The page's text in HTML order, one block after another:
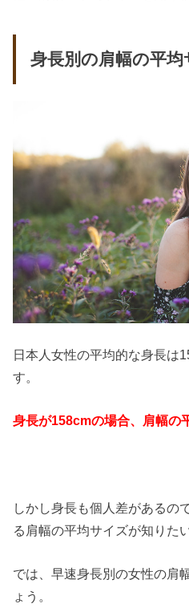
身長別の肩幅の平均
日本人女性の平均的な身長は
す。
身長が158cmの場合、肩幅の
しかし身長も個人差があるの
る肩幅の平均サイズが知りた
では、早速身長別の女性の肩
ょう。